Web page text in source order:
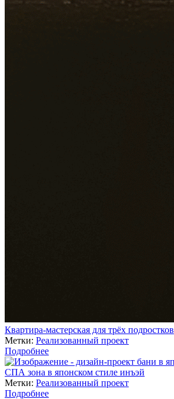
Квартира-мастерская для трёх подростков
Метки: Реализованный проект
Подробнее
СПА зона в японском стиле инъэй
Метки: Реализованный проект
Подробнее